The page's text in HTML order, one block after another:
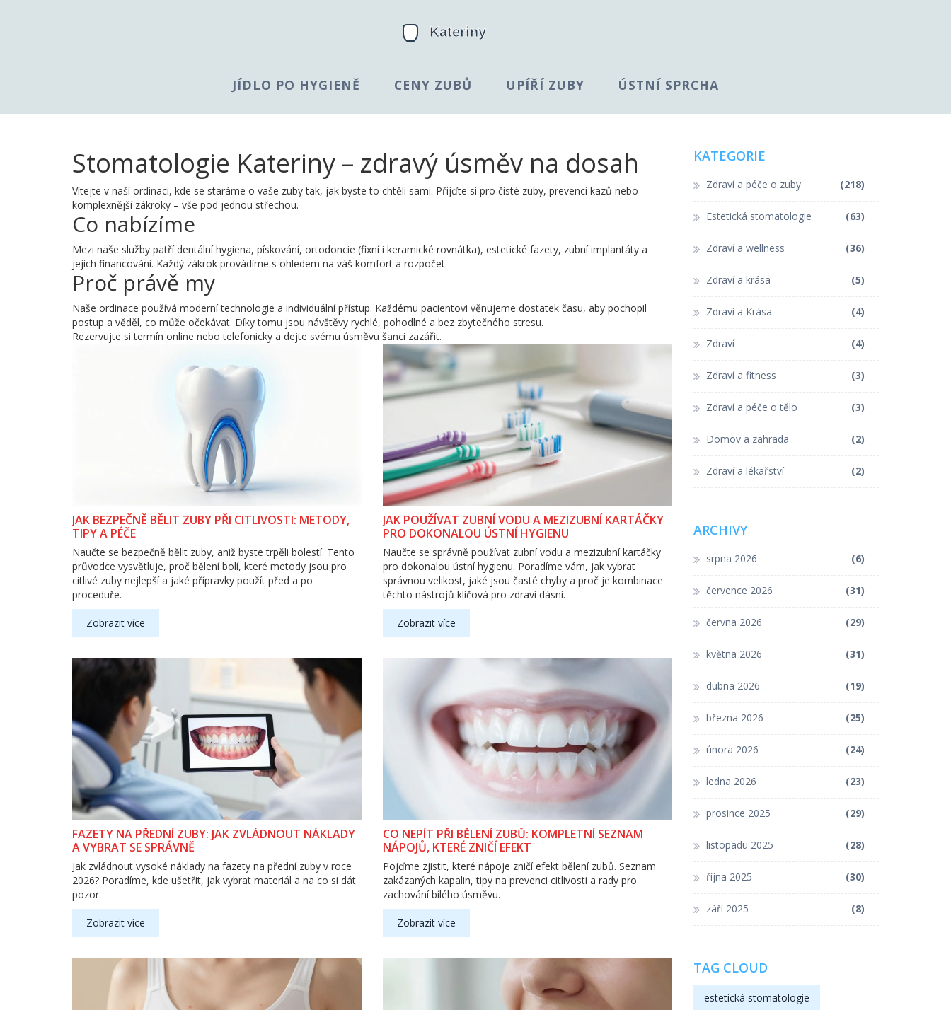
JÍDLO PO HYGIENĚ CENY ZUBŮ UPÍŘÍ ZUBY ÚSTNÍ SPRCHA
Stomatologie Kateriny – zdravý úsměv na dosah
Vítejte v naší ordinaci, kde se staráme o vaše zuby tak, jak byste to chtěli sami. Přijďte si pro čisté zuby, prevenci kazů nebo
komplexnější zákroky – vše pod jednou střechou.
Co nabízíme
Mezi naše služby patří dentální hygiena, pískování, ortodoncie (fixní i keramické rovnátka), estetické fazety, zubní implantáty a
jejich financování. Každý zákrok provádíme s ohledem na váš komfort a rozpočet.
Proč právě my
Naše ordinace používá moderní technologie a individuální přístup. Každému pacientovi věnujeme dostatek času, aby pochopil
postup a věděl, co může očekávat. Díky tomu jsou návštěvy rychlé, pohodlné a bez zbytečného stresu.
Rezervujte si termín online nebo telefonicky a dejte svému úsměvu šanci zazářit.
JAK BEZPEČNĚ BĚLIT ZUBY PŘI CITLIVOSTI: METODY,
TIPY A PÉČE
Naučte se bezpečně bělit zuby, aniž byste trpěli bolestí. Tento
průvodce vysvětluje, proč bělení bolí, které metody jsou pro
citlivé zuby nejlepší a jaké přípravky použít před a po
proceduře.
Zobrazit více
JAK POUŽÍVAT ZUBNÍ VODU A MEZIZUBNÍ KARTÁČKY
PRO DOKONALOU ÚSTNÍ HYGIENU
Naučte se správně používat zubní vodu a mezizubní kartáčky
pro dokonalou ústní hygienu. Poradíme vám, jak vybrat
správnou velikost, jaké jsou časté chyby a proč je kombinace
těchto nástrojů klíčová pro zdraví dásní.
Zobrazit více
FAZETY NA PŘEDNÍ ZUBY: JAK ZVLÁDNOUT NÁKLADY
A VYBRAT SE SPRÁVNĚ
Jak zvládnout vysoké náklady na fazety na přední zuby v roce
2026? Poradíme, kde ušetřit, jak vybrat materiál a na co si dát
pozor.
Zobrazit více
CO NEPÍT PŘI BĚLENÍ ZUBŮ: KOMPLETNÍ SEZNAM
NÁPOJŮ, KTERÉ ZNIČÍ EFEKT
Pojďme zjistit, které nápoje zničí efekt bělení zubů. Seznam
zakázaných kapalin, tipy na prevenci citlivosti a rady pro
zachování bílého úsměvu.
Zobrazit více
KATEGORIE
Zdraví a péče o zuby (218)
Estetická stomatologie (63)
Zdraví a wellness (36)
Zdraví a krása (5)
Zdraví a Krása (4)
Zdraví (4)
Zdraví a fitness (3)
Zdraví a péče o tělo (3)
Domov a zahrada (2)
Zdraví a lékařství (2)
ARCHIVY
srpna 2026 (6)
července 2026 (31)
června 2026 (29)
května 2026 (31)
dubna 2026 (19)
března 2026 (25)
února 2026 (24)
ledna 2026 (23)
prosince 2025 (29)
listopadu 2025 (28)
října 2025 (30)
září 2025 (8)
TAG CLOUD
estetická stomatologie